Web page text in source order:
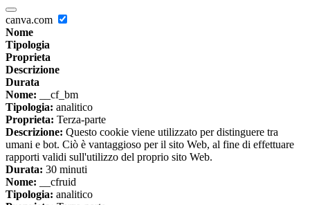
canva.com
Nome
Tipologia
Proprieta
Descrizione
Durata
Nome: __cf_bm
Tipologia: analitico
Proprieta: Terza-parte
Descrizione: Questo cookie viene utilizzato per distinguere tra
umani e bot. Ciò è vantaggioso per il sito Web, al fine di effettuare
rapporti validi sull'utilizzo del proprio sito Web.
Durata: 30 minuti
Nome: __cfruid
Tipologia: analitico